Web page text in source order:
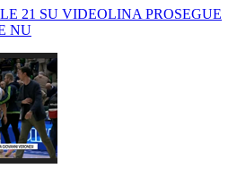
21 SU VIDEOLINA PROSEGUE
NU